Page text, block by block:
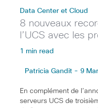
Data Center et Cloud
8 nouveaux
l’UCS avec les
1 min read
Patricia Gandit - 9
En complément de
serveurs UCS de